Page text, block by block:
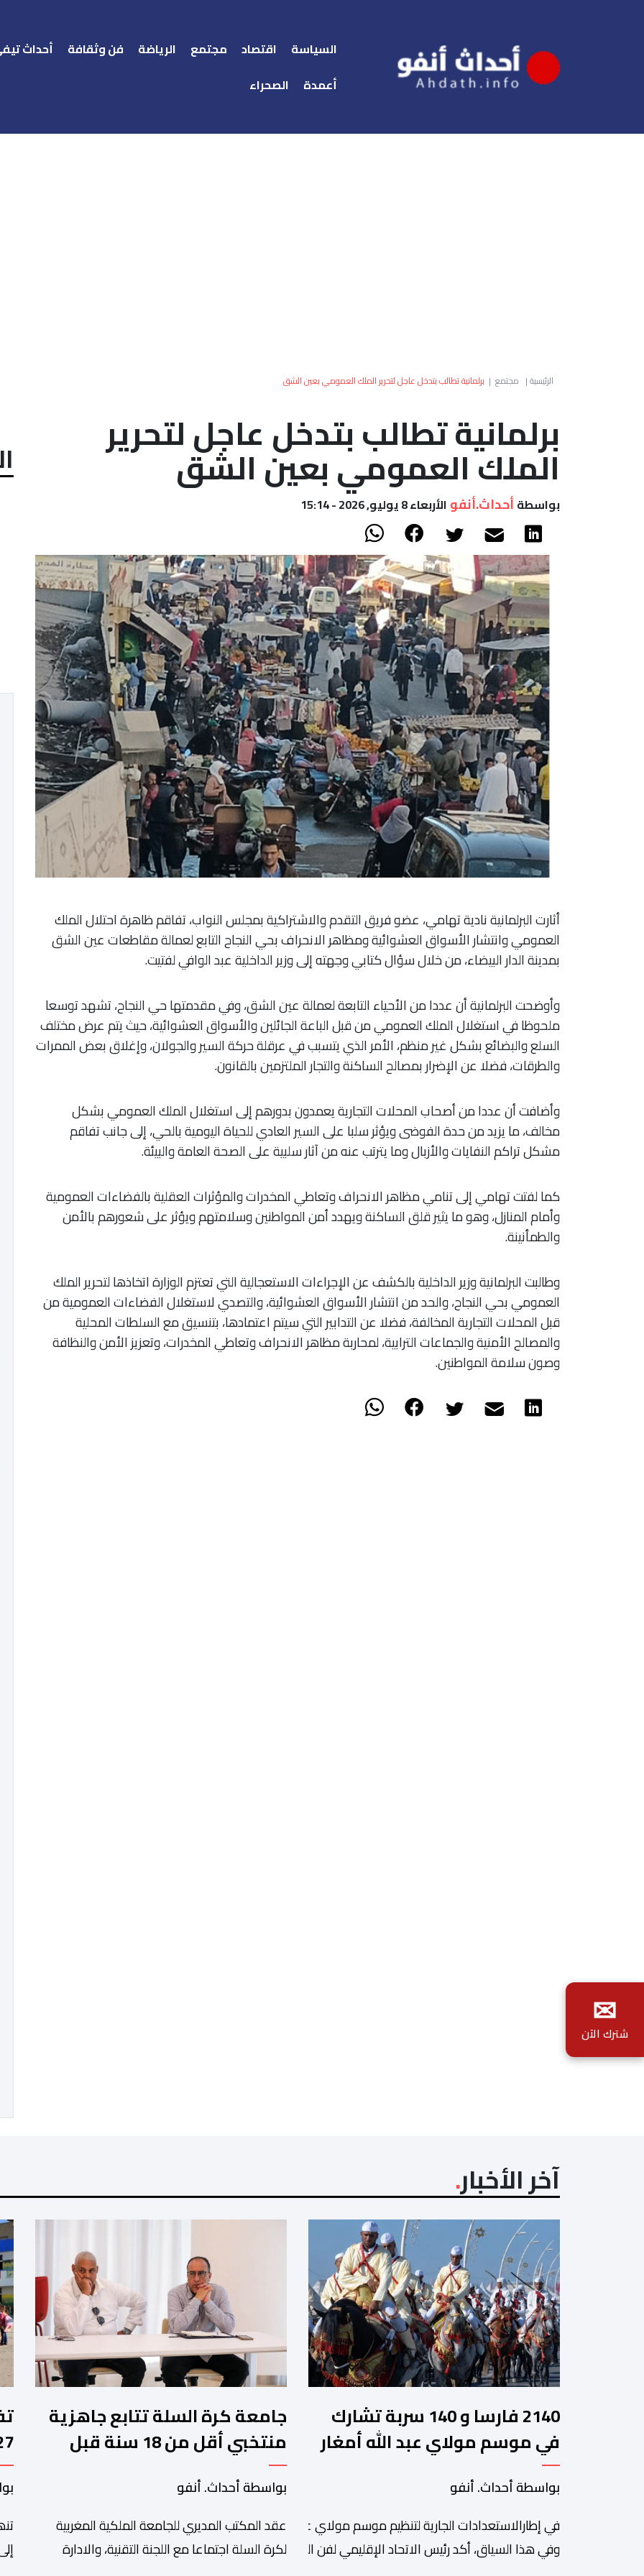
السياسة اقتصاد مجتمع الرياضة فن وثقافة أحداث
أعمدة
الصحراء
الرئيسية| مجتمع | برلمانية تطالب بتدخل عاجل لتحرير الملك العمومي بعين الشق
برلمانية تطالب بتدخل عاجل لتحرير
الملك العمومي بعين الشق
بواسطة أحداث.أنفو الأربعاء 8 يوليو, 2026 - 15:14
أثارت البرلمانية نادية تهامي، عضو فريق التقدم والاشتراكية بمجلس النواب، تفاقم ظاهرة احتلال الملك
العمومي وانتشار الأسواق العشوائية ومظاهر الانحراف بحي النجاح التابع لعمالة مقاطعات عين الشق
بمدينة الدار البيضاء، من خلال سؤال كتابي وجهته إلى وزير الداخلية عبد الوافي لفتيت.
وأوضحت البرلمانية أن عددا من الأحياء التابعة لعمالة عين الشق، وفي مقدمتها حي النجاح، تشهد توسعا
ملحوظا في استغلال الملك العمومي من قبل الباعة الجائلين والأسواق العشوائية، حيث يتم عرض مختلف
السلع والبضائع بشكل غير منظم، الأمر الذي يتسبب في عرقلة حركة السير والجولان، وإغلاق بعض الممرات
والطرقات، فضلا عن الإضرار بمصالح الساكنة والتجار الملتزمين بالقانون.
وأضافت أن عددا من أصحاب المحلات التجارية يعمدون بدورهم إلى استغلال الملك العمومي بشكل
مخالف، ما يزيد من حدة الفوضى ويؤثر سلبا على السير العادي للحياة اليومية بالحي، إلى جانب تفاقم
مشكل تراكم النفايات والأزبال وما يترتب عنه من آثار سلبية على الصحة العامة والبيئة.
كما لفتت تهامي إلى تنامي مظاهر الانحراف وتعاطي المخدرات والمؤثرات العقلية بالفضاءات العمومية
وأمام المنازل، وهو ما يثير قلق الساكنة ويهدد أمن المواطنين وسلامتهم ويؤثر على شعورهم بالأمن
والطمأنينة.
وطالبت البرلمانية وزير الداخلية بالكشف عن الإجراءات الاستعجالية التي تعتزم الوزارة اتخاذها لتحرير الملك
العمومي بحي النجاح، والحد من انتشار الأسواق العشوائية، والتصدي لاستغلال الفضاءات العمومية من
قبل المحلات التجارية المخالفة، فضلا عن التدابير التي سيتم اعتمادها، بتنسيق مع السلطات المحلية
والمصالح الأمنية والجماعات الترابية، لمحاربة مظاهر الانحراف وتعاطي المخدرات، وتعزيز الأمن والنظافة
وصون سلامة المواطنين.
آخر الأخبار
2140 فارسا و 140 سربة تشارك
في موسم مولاي عبد الله أمغار
بواسطة أحداث. أنفو
في إطارالاستعدادات الجارية لتنظيم موسم مولاي عبد الله أمغار،تواصلت عملية إحصاء السربات المشاركة في
وفي هذا السياق، أكد رئيس الاتحاد الإقليمي لفن التبوريدة،
جامعة كرة السلة تتابع جاهزية
منتخبي أقل من 18 سنة قبل
كأس إفريقيا
بواسطة أحداث. أنفو
عقد المكتب المديري للجامعة الملكية المغربية
لكرة السلة اجتماعا مع اللجنة التقنية، والادارة
✉
شترك الآن